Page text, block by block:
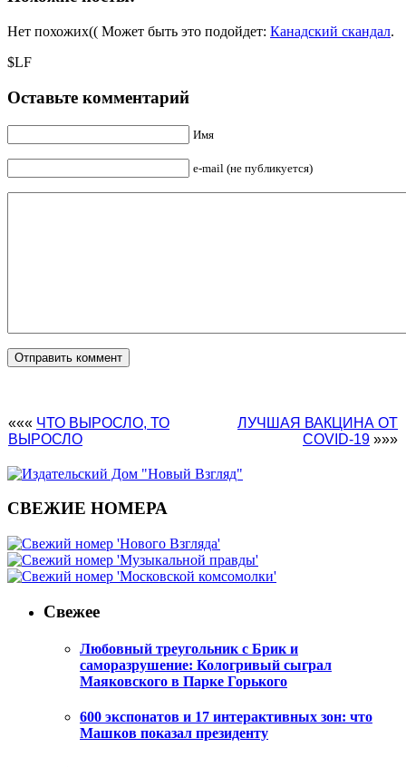
Нет похожих(( Может быть это подойдет: Канадский скандал.
$LF
Оставьте комментарий
Имя
e-mail (не публикуется)
««« ЧТО ВЫРОСЛО, ТО
ВЫРОСЛО
ЛУЧШАЯ ВАКЦИНА ОТ
COVID-19 »»»
СВЕЖИЕ НОМЕРА
Свежее
Любовный треугольник с Брик и
саморазрушение: Кологривый сыграл
Маяковского в Парке Горького
600 экспонатов и 17 интерактивных зон: что
Машков показал президенту